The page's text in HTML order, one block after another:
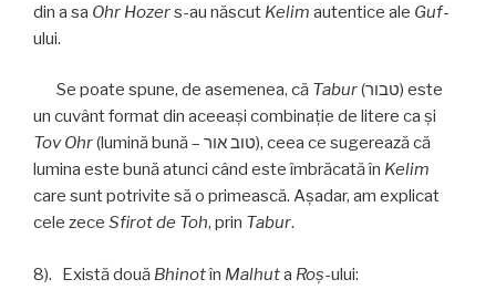
din a sa Ohr Hozers-au născut Kelim autentice ale Guf-
ului.
Se poate spune, de asemenea, că Tabur(טבור) este
un cuvânt format din aceeași combinație de litere ca şi
Tov Ohr(lumină bună – טוב אור), ceea ce sugerează că
lumina este bună atunci când este îmbrăcată în Kelim
care sunt potrivite să o primească. Aşadar, am explicat
cele zece Sfirot de Toh, prin Tabur.
8). Există două Bhinotîn Malhuta Roş-ului: